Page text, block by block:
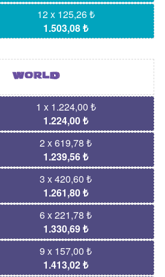
12 x 125,26 ₺
1.503,08 ₺
1 x 1.224,00 ₺
1.224,00 ₺
2 x 619,78 ₺
1.239,56 ₺
3 x 420,60 ₺
1.261,80 ₺
6 x 221,78 ₺
1.330,69 ₺
9 x 157,00 ₺
1.413,02 ₺